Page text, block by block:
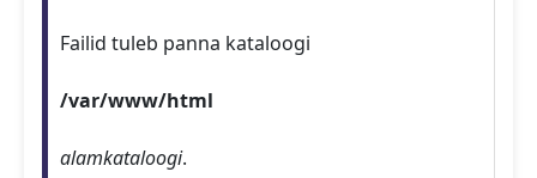
Failid tuleb panna kataloogi
/var/www/html
alamkataloogi.